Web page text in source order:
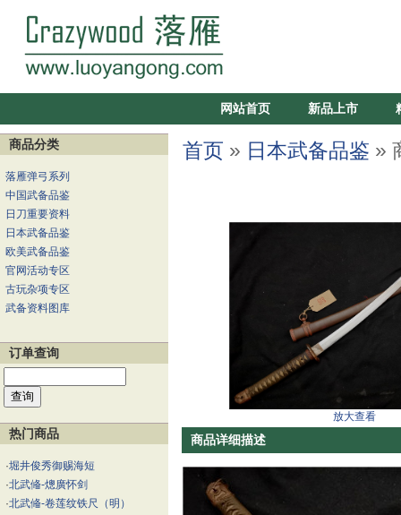
网站首页 新品上市
商品分类
落雁弹弓系列
中国武备品鉴
日刀重要资料
日本武备品鉴
欧美武备品鉴
官网活动专区
古玩杂项专区
武备资料图库
订单查询
热门商品
·堀井俊秀御赐海短
·北武偹-熜廣怀剑
·北武偹-卷莲纹铁尺（明）
首页 » 日本武备品鉴 »
放大查看
商品详细描述